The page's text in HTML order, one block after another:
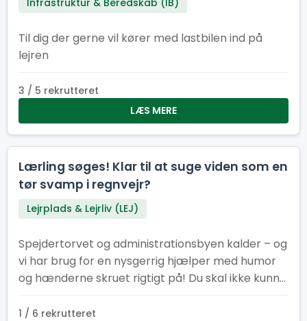
Infrastruktur & Beredskab (IB)
Til dig der gerne vil kører med lastbilen ind på
lejren
3 / 5 rekrutteret
LÆS MERE
Lærling søges! Klar til at suge viden som en
tør svamp i regnvejr?
Lejrplads & Lejrliv (LEJ)
Spejdertorvet og administrationsbyen kalder – og
vi har brug for en nysgerrig hjælper med humor
og hænderne skruet rigtigt på! Du skal ikke kunne
lære, grine og vokse – og som tør stille
1 / 6 rekrutteret